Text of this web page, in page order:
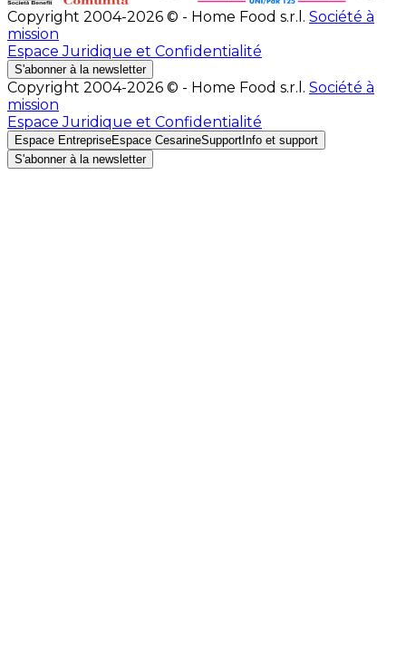
Copyright 2004-2026 © - Home Food s.r.l. Société à
mission
Espace Juridique et Confidentialité
S'abonner à la newsletter
Copyright 2004-2026 © - Home Food s.r.l. Société à
mission
Espace Juridique et Confidentialité
Espace EntrepriseEspace CesarineSupport Info et support
S'abonner à la newsletter